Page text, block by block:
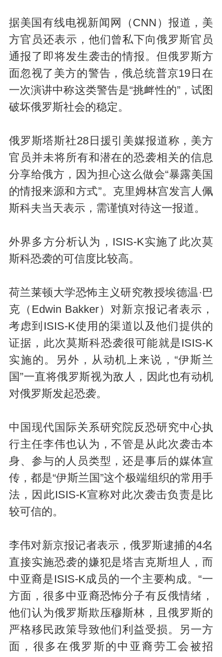
据美国有线电视新闻网（CNN）报道，美
方官员还表示，他们曾私下向俄罗斯官员
通报了即将发生袭击的情报。但俄罗斯方
面忽视了美方的警告，俄总统普京19日在
一次演讲中称这类警告是“挑衅性的”，试图
破坏俄罗斯社会的稳定。
俄罗斯塔斯社28日援引美媒报道称，美方
官员并未将所有和潜在的恐袭相关的信息
分享给俄方，因为担心这么做会“暴露美国
的情报来源和方式”。克里姆林宫发言人佩
斯科夫当天表示，需谨慎对待这一报道。
外界多方分析认为，ISIS-K实施了此次莫
斯科恐袭的可信度比较高。
荷兰莱顿大学恐怖主义研究教授埃德温·巴
克（Edwin Bakker）对新京报记者表示，
考虑到ISIS-K使用的渠道以及他们提供的
证据，此次莫斯科恐袭很可能就是ISIS-K
实施的。另外，从动机上来说，“伊斯兰
国”一直将俄罗斯视为敌人，因此也有动机
对俄罗斯发起恐袭。
中国现代国际关系研究院反恐研究中心执
行主任李伟也认为，不管是从此次袭击本
身、参与的人员类型，还是事后的媒体宣
传，都是“伊斯兰国”这个极端组织的常用手
法，因此ISIS-K宣称对此次袭击负责是比
较可信的。
李伟对新京报记者表示，俄罗斯逮捕的4名
直接实施恐袭的嫌犯是塔吉克斯坦人，而
中亚裔是ISIS-K成员的一个主要构成。“一
方面，很多中亚裔恐怖分子有反俄情绪，
他们认为俄罗斯欺压穆斯林，且俄罗斯的
严格移民政策导致他们利益受损。另一方
面，很多在俄罗斯的中亚裔劳工会被招